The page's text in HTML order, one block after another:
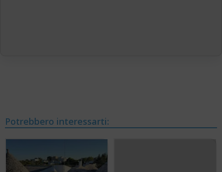
Potrebbero interessarti: